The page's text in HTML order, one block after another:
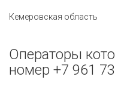
Кемеровская область
Операторы
номер +7 961